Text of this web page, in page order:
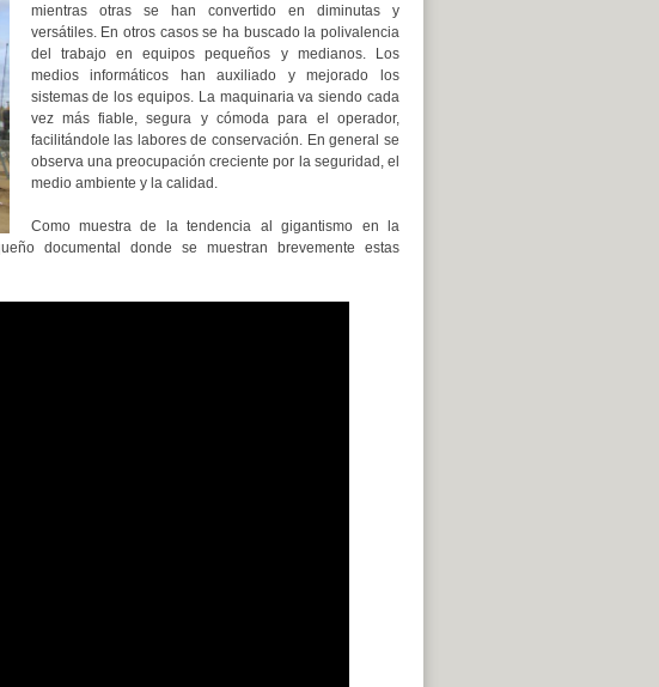
mientras otras se han convertido en diminutas y
versátiles. En otros casos se ha buscado la polivalencia
del trabajo en equipos pequeños y medianos. Los
medios informáticos han auxiliado y mejorado los
sistemas de los equipos. La maquinaria va siendo cada
vez más fiable, segura y cómoda para el operador,
facilitándole las labores de conservación. En general se
observa una preocupación creciente por la seguridad, el
medio ambiente y la calidad.
Como muestra de la tendencia al gigantismo en la
documental donde se muestran brevemente estas